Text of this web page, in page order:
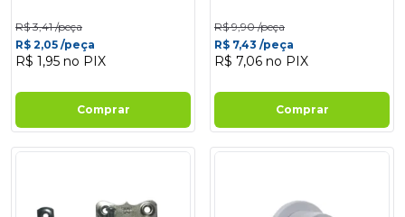
R$ 3,41 /peça
R$ 2,05 /peça
R$ 1,95 no PIX
Comprar
R$ 9,90 /peça
R$ 7,43 /peça
R$ 7,06 no PIX
Comprar